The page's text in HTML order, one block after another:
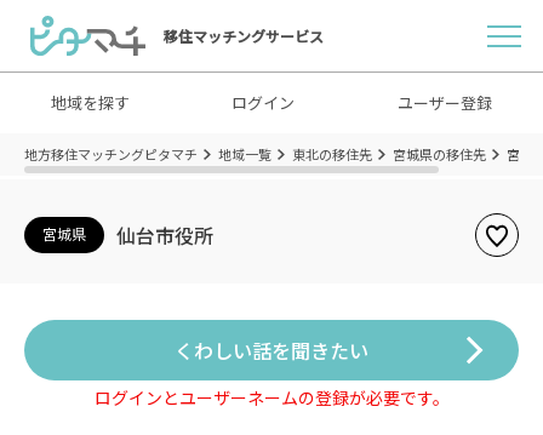
移住マッチングサービス
地域を探す ログイン ユーザー登録
地方移住マッチングピタマチ 地域一覧 東北の移住先 宮城県の移住先 宮城
宮城県 仙台市役所
くわしい話を聞きたい
ログインとユーザーネームの登録が必要です。